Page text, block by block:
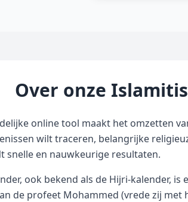
Over onze
online tool maakt het omzetten
wilt traceren, belangrijke
snelle en nauwkeurige resultaten.
ook bekend als de Hijri-kalender,
de profeet Mohammed (vrede zij met